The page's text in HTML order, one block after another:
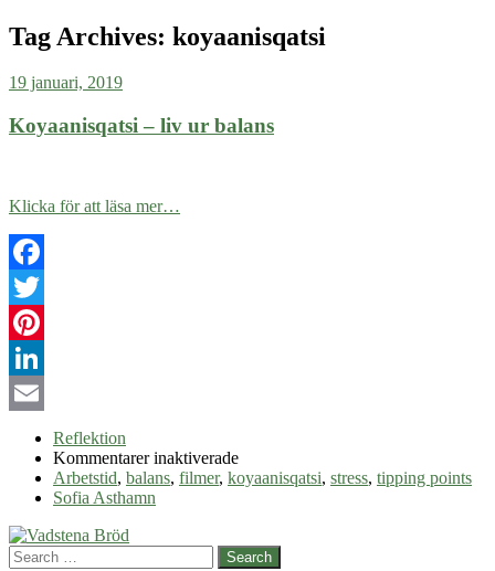
Tag Archives: koyaanisqatsi
19 januari, 2019
Koyaanisqatsi – liv ur balans
Klicka för att läsa mer…
Facebook
Twitter
Pinterest
LinkedIn
Reflektion
Kommentarer inaktiveradeför
Koyaanisqatsi
balans
Arbetstid, balans, filmer, koyaanisqatsi, stress, tipping points
Sofia Asthamn
Search